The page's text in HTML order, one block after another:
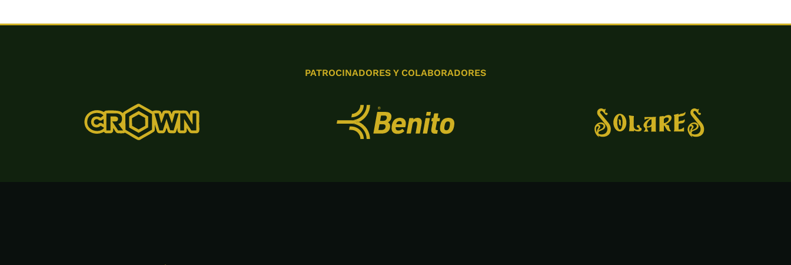
PATROCINADORES Y COLABORADORES